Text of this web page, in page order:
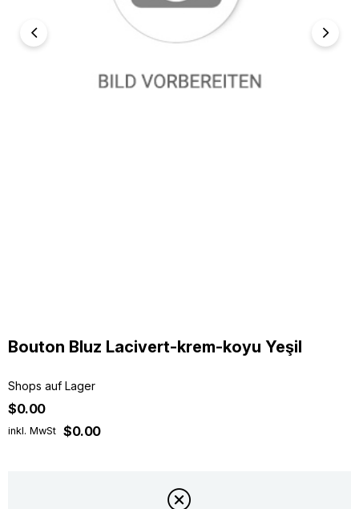
Bouton Bluz Lacivert-krem-koyu Yeşil
Shops auf Lager
$0.00
inkl. MwSt $0.00